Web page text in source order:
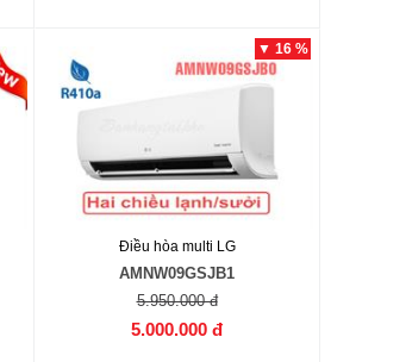
▼ 16 %
Điều hòa multi LG
AMNW09GSJB1
5.950.000 đ
5.000.000 đ